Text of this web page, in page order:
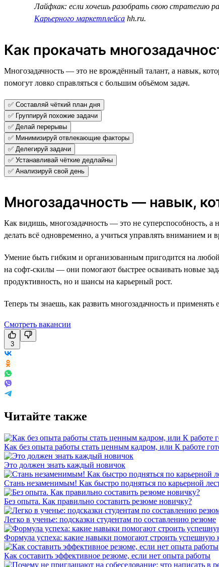
Лайфхак: если хочешь разобрать свою стратегию
Карьерного маркетплейса hh.ru.
Как прокачать
Многозадачность — это не врождённый талант, а навык,
помогут ловко справляться с большим объёмом задач.
✅ Составляй чёткий план дня
✅ Группируй похожие задачи
✅ Делай перерывы
✅ Минимизируй отвлекающие факторы
✅ Делегируй задачи
✅ Устанавливай чёткие дедлайны
✅ Анализируй свой день
Многозадачность — навык,
Как видишь, многозадачность — это не суперспособность,
делать всё одновременно, а учиться управлять вниманием и
Умение быть гибким и организованным пригодится на
на софт-скилы — они помогают быстрее осваивать новые
продуктивность, но и шансы на карьерный рост.
Теперь ты знаешь, как развить многозадачность и
Смотреть вакансии
3
Читайте также
Как без опыта работы стать ценным кадром, или К работе
Это должен знать каждый новичок
Стань незаменимым! Как быстро подняться по карьерной
Без опыта. Как правильно составить резюме новичку?
Легко в ученье: подсказки студентам по составлению резюме
Формула успеха: какие навыки помогают строить успешную
Как составить эффективное резюме, если нет опыта работы